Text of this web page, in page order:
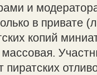
и
в привате
копий
массовая.